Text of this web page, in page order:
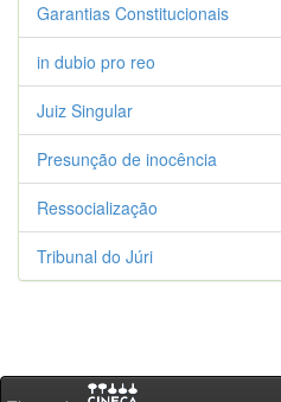
Garantias Constitucionais
in dubio pro reo
Juiz Singular
Presunção de inocência
Ressocialização
Tribunal do Júri